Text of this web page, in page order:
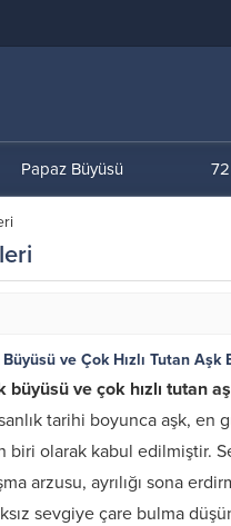
Papaz Büyüsü
ve Çok Hızlı Tutan Aşk
büyüsü ve çok hızlı tutan
tarihi boyunca aşk, en
biri olarak kabul edilmiştir.
arzusu, ayrılığı sona
sevgiye çare bulma